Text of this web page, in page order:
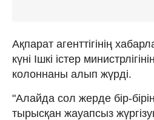
Ақпарат агенттігінің
күні Ішкі істер
колоннаны алып жүрді.
"Алайда сол жерде бір-
тырысқан жауапсыз